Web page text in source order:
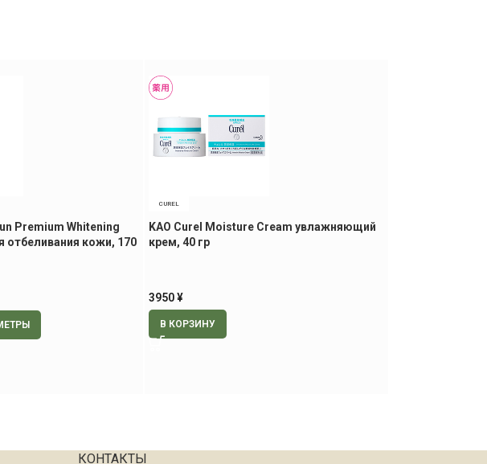
Premium Whitening
отбеливания кожи, 170
CUREL
KAO Curel Moisture Cream увлажняющий
крем, 40 гр
3950¥
В КОРЗИНУ
КОНТАКТЫ